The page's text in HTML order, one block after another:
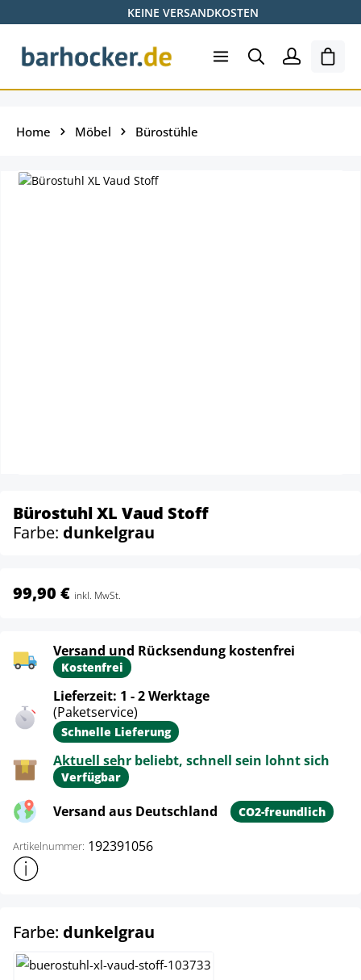
Zum Hauptinhalt springenKEINE VERSANDKOSTEN
Home Möbel Bürostühle
Bürostuhl XL Vaud Stoff
Farbe: dunkelgrau
99,90 € inkl. MwSt.
Versand und Rücksendung kostenfrei
Kostenfrei
Lieferzeit: 1 - 2 Werktage
(Paketservice)
Schnelle Lieferung
Aktuell sehr beliebt, schnell sein lohnt sich
Verfügbar
Versand aus Deutschland CO2-freundlich
Artikelnummer: 192391056
Weitere Produktinformationen anzeigen
Farbe: dunkelgrau